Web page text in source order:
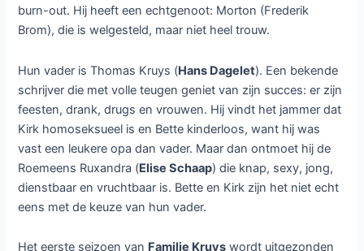
burn-out. Hij heeft een echtgenoot: Morton (Frederik
Brom), die is welgesteld, maar niet heel trouw.
Hun vader is Thomas Kruys (Hans Dagelet). Een bekende
schrijver die met volle teugen geniet van zijn succes: er zijn
feesten, drank, drugs en vrouwen. Hij vindt het jammer dat
Kirk homoseksueel is en Bette kinderloos, want hij was
vast een leukere opa dan vader. Maar dan ontmoet hij de
Roemeens Ruxandra (Elise Schaap) die knap, sexy, jong,
dienstbaar en vruchtbaar is. Bette en Kirk zijn het niet echt
eens met de keuze van hun vader.
Het eerste seizoen van Familie Kruys wordt uitgezonden